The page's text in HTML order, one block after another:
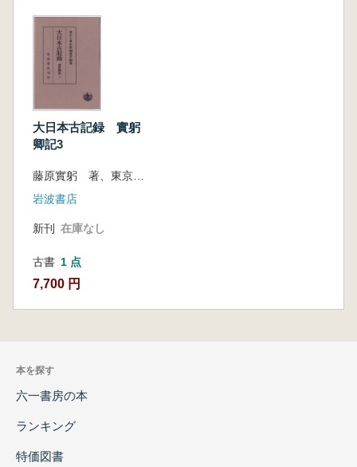
大日本古記録 實躬
卿記3
岩波書店
新刊 在庫なし
古書 1 点
7,700 円
本を探す
六一書房の本
ランキング
特価図書